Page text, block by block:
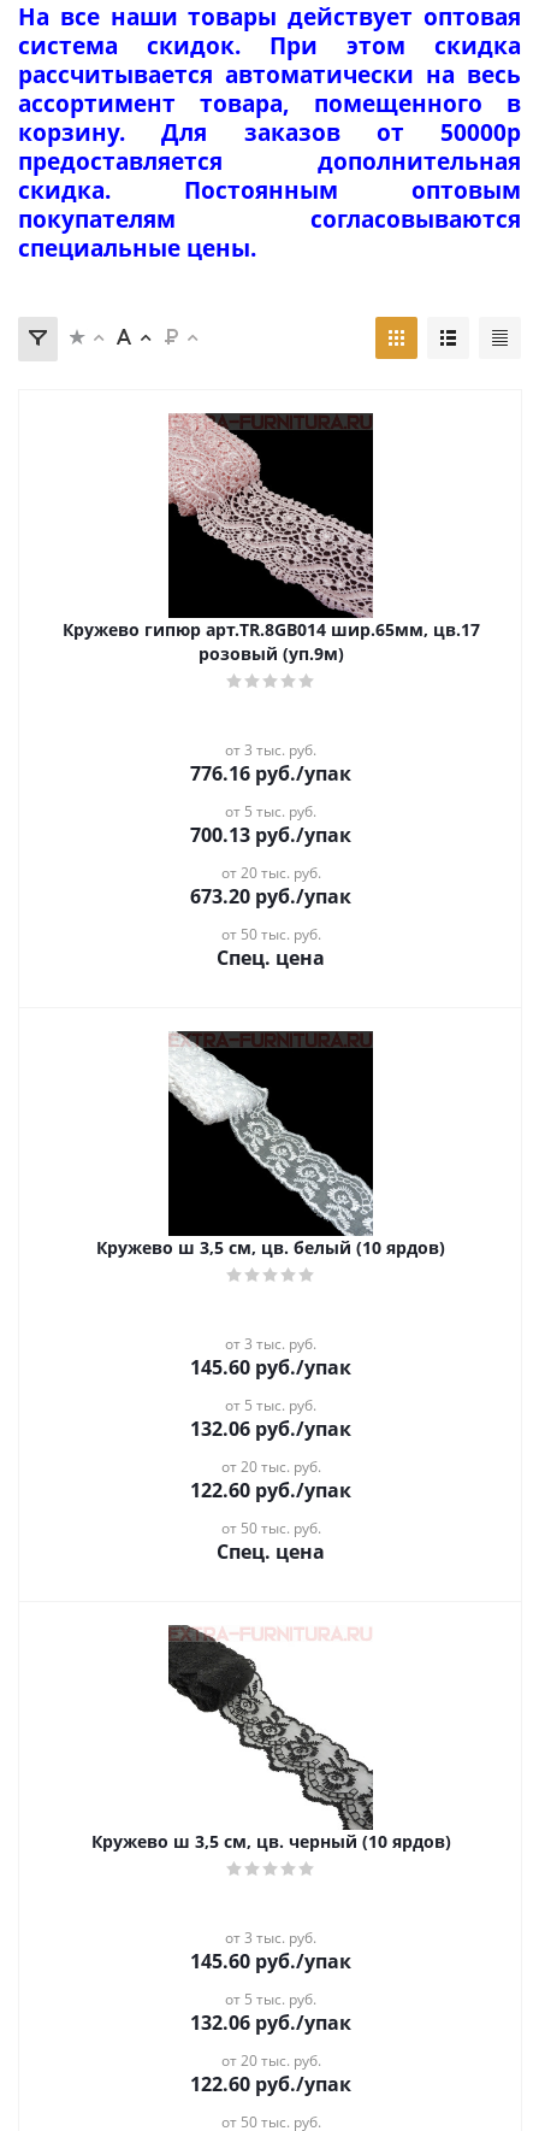
На все наши товары действует оптовая
система скидок. При этом скидка
рассчитывается автоматически на весь
ассортимент товара, помещенного в
корзину. Для заказов от 50000р
предоставляется дополнительная
скидка. Постоянным оптовым
покупателям согласовываются
специальные цены.
Кружево гипюр арт.TR.8GB014 шир.65мм, цв.17
розовый (уп.9м)
от 3 тыс. руб.
776.16 руб./упак
от 5 тыс. руб.
700.13 руб./упак
от 20 тыс. руб.
673.20 руб./упак
от 50 тыс. руб.
Спец. цена
Кружево ш 3,5 см, цв. белый (10 ярдов)
от 3 тыс. руб.
145.60 руб./упак
от 5 тыс. руб.
132.06 руб./упак
от 20 тыс. руб.
122.60 руб./упак
от 50 тыс. руб.
Спец. цена
Кружево ш 3,5 см, цв. черный (10 ярдов)
от 3 тыс. руб.
145.60 руб./упак
от 5 тыс. руб.
132.06 руб./упак
от 20 тыс. руб.
122.60 руб./упак
от 50 тыс. руб.